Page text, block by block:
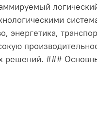
энергетика,
решений. ###